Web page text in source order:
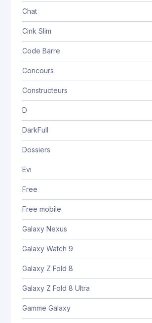
Chat
Cink Slim
Code Barre
Concours
Constructeurs
D
DarkFull
Dossiers
Evi
Free
Free mobile
Galaxy Nexus
Galaxy Watch 9
Galaxy Z Fold 8
Galaxy Z Fold 8 Ultra
Gamme Galaxy